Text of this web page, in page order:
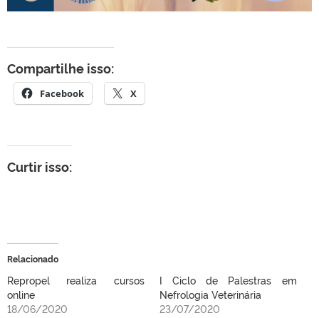
Compartilhe isso:
Facebook X
Curtir isso:
Relacionado
Repropel realiza cursos
online
18/06/2020
I Ciclo de Palestras em
Nefrologia Veterinária
23/07/2020